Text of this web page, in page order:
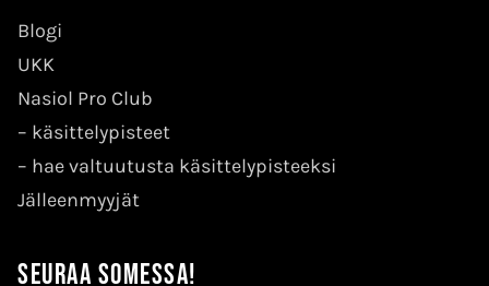
Blogi
UKK
Nasiol Pro Club
– käsittelypisteet
– hae valtuutusta käsittelypisteeksi
Jälleenmyyjät
Seuraa somessa!